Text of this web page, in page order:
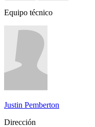
Equipo técnico
Justin Pemberton
Dirección